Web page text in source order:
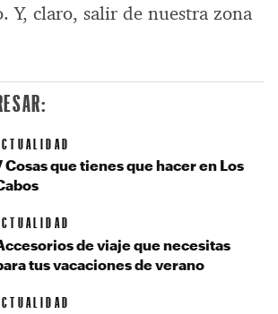
Y, claro, salir de nuestra zona
Cosas que tienes que hacer en Los
de viaje que necesitas
tus vacaciones de verano